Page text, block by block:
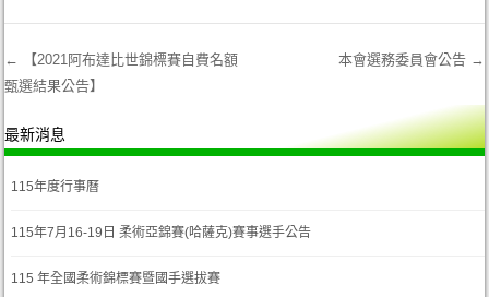
Post navigation
←
【2021阿布達比世錦標賽自費名額
甄選結果公告】
本會選務委員會公告 →
最新消息
115年度行事曆
115年7月16-19日 柔術亞錦賽(哈薩克)賽事選手公告
115 年全國柔術錦標賽暨國手選拔賽